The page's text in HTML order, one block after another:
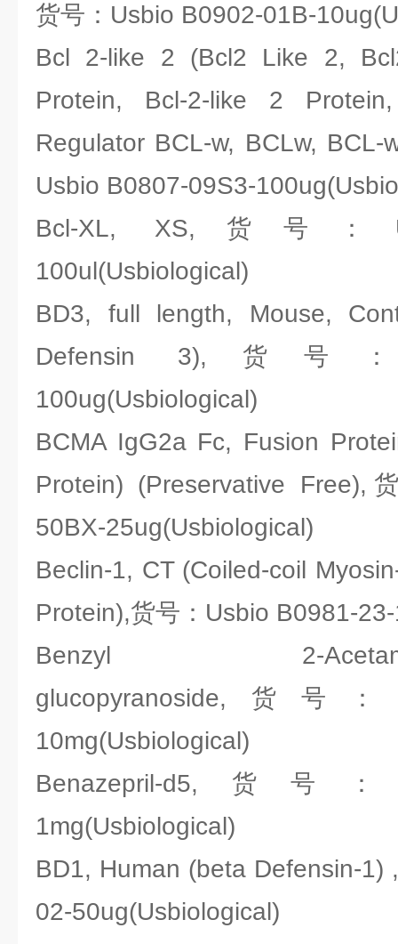
货号：Usbio B0902-01B-
Bcl 2-like 2 (Bcl2 Like 2,
Protein, Bcl-2-like 2
Regulator BCL-w, BCLw,
Usbio B0807-09S3-
Bcl-XL, XS,货号：
100ul(Usbiological)
BD3, full length, Mouse,
Defensin 3),货号：
100ug(Usbiological)
BCMA IgG2a Fc, Fusion
Protein) (Preservative Free),
50BX-25ug(Usbiological)
Beclin-1, CT (Coiled-coil
Protein),货号：Usbio B0981-
Benzyl 2-Acetamido-
glucopyranoside,货号：
10mg(Usbiological)
Benazepril-d5,货号：
1mg(Usbiological)
BD1, Human (beta Defensin-1)
02-50ug(Usbiological)